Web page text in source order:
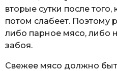
вторые сутки после
потом слабеет. Поэтому
либо парное мясо, либо
забоя.
Свежее мясо должно